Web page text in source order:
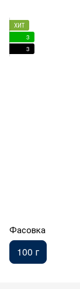
ХИТ
3
3
Фасовка
100 г